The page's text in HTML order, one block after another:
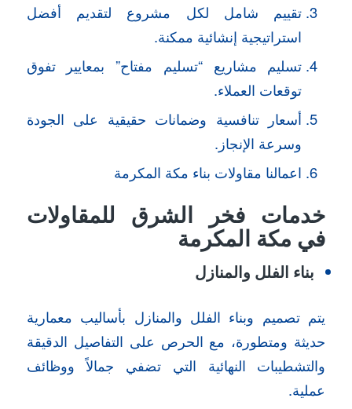
تقييم شامل لكل مشروع لتقديم أفضل
استراتيجية إنشائية ممكنة.
تسليم مشاريع “تسليم مفتاح” بمعايير تفوق
توقعات العملاء.
أسعار تنافسية وضمانات حقيقية على الجودة
وسرعة الإنجاز.
اعمالنا مقاولات بناء مكة المكرمة
خدمات فخر الشرق للمقاولات
في مكة المكرمة
بناء الفلل والمنازل
يتم تصميم وبناء الفلل والمنازل بأساليب معمارية
حديثة ومتطورة، مع الحرص على التفاصيل الدقيقة
والتشطيبات النهائية التي تضفي جمالاً ووظائف
عملية.